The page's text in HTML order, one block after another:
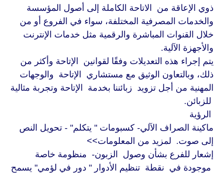
ذوي الإعاقة من الاتاحة الكاملة إلى أصول المؤسسة
والخدمات المصرفية المختلفة، سواء في الفروع أو من
خلال القنوات المباشرة والرقمية مثل خدمات الإنترنت
والأجهزة الآلية.
يتم إجراء هذه التعديلات وفقًا لقوانين الإتاحة وأكثر من
ذلك، وبالتعاون الوثيق مع مستشاري الإتاحة والوجهات
المهنية من أجل تزويد زبائننا بخدمة الإتاحة وتجربة مثالية
للزبائن.
الرؤية
ماكينة الصراف الآلي- كسبومات " يتكلم" - تحويل النص
إلى صوت. لمزيد من المعلومات>>
إشعار للفرع بشأن وصول الزبون- منظومة خاصة
موجودة في نقطة تنظيم الأدوار " دور في لؤمي" يسمح